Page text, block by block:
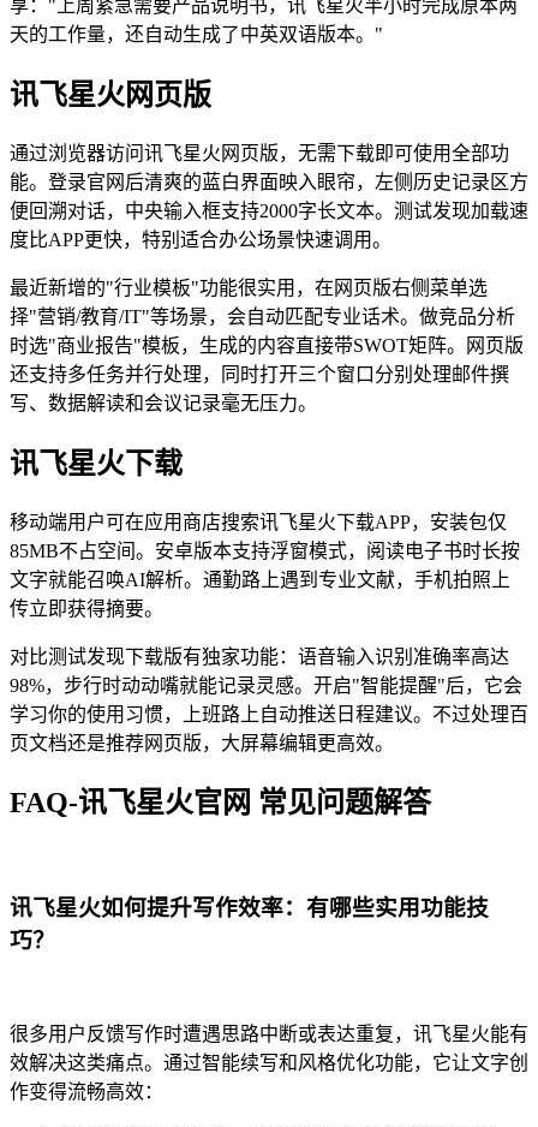
享："上周紧急需要产品说明书，讯飞星火半小时完成原本两
天的工作量，还自动生成了中英双语版本。"
讯飞星火网页版
通过浏览器访问讯飞星火网页版，无需下载即可使用全部功
能。登录官网后清爽的蓝白界面映入眼帘，左侧历史记录区方
便回溯对话，中央输入框支持2000字长文本。测试发现加载速
度比APP更快，特别适合办公场景快速调用。
最近新增的"行业模板"功能很实用，在网页版右侧菜单选
择"营销/教育/IT"等场景，会自动匹配专业话术。做竞品分析
时选"商业报告"模板，生成的内容直接带SWOT矩阵。网页版
还支持多任务并行处理，同时打开三个窗口分别处理邮件撰
写、数据解读和会议记录毫无压力。
讯飞星火下载
移动端用户可在应用商店搜索讯飞星火下载APP，安装包仅
85MB不占空间。安卓版本支持浮窗模式，阅读电子书时长按
文字就能召唤AI解析。通勤路上遇到专业文献，手机拍照上
传立即获得摘要。
对比测试发现下载版有独家功能：语音输入识别准确率高达
98%，步行时动动嘴就能记录灵感。开启"智能提醒"后，它会
学习你的使用习惯，上班路上自动推送日程建议。不过处理百
页文档还是推荐网页版，大屏幕编辑更高效。
FAQ-讯飞星火官网 常见问题解答
讯飞星火如何提升写作效率：有哪些实用功能技
巧？
很多用户反馈写作时遭遇思路中断或表达重复，讯飞星火能有
效解决这类痛点。通过智能续写和风格优化功能，它让文字创
作变得流畅高效：